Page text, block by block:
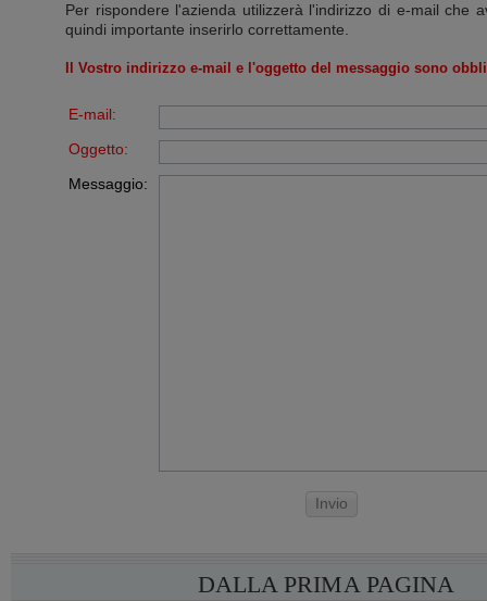
Per rispondere l'azienda utilizzerà l'indirizzo di e-mail che
quindi importante inserirlo correttamente.
Il Vostro indirizzo e-mail e l'oggetto del messaggio sono
E-mail:
Oggetto:
Messaggio:
Invio
DALLA PRIMA PAGINA